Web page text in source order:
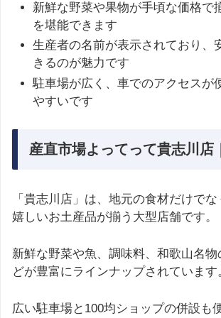
新鮮な野菜や果物が手頃な価格で
を堪能できます
生産者の名前が表示されており、
きるのが魅力です
駐車場が広く、車でのアクセスが
やすいです
産直市場よってって貴志川店
「貴志川店」は、地元の食材だけで
嬉しいお土産品が揃う大型店舗です。
新鮮な野菜や魚、調味料、和歌山名
どが豊富にラインナップされています
広い駐車場と100均ショップの併設も